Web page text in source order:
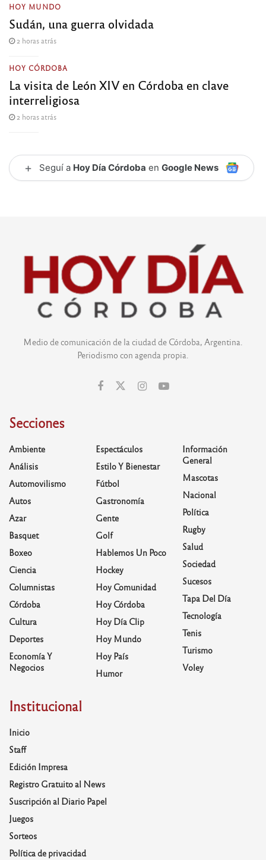
HOY MUNDO
Sudán, una guerra olvidada
2 horas atrás
HOY CÓRDOBA
La visita de León XIV en Córdoba en clave
interreligiosa
2 horas atrás
+ Seguí a Hoy Día Córdoba en Google News
Medio de comunicación de la ciudad de Córdoba, Argentina.
Periodismo con agenda propia.
Secciones
Ambiente
Análisis
Automovilismo
Autos
Azar
Basquet
Boxeo
Ciencia
Columnistas
Córdoba
Cultura
Deportes
Economía Y
Negocios
Espectáculos
Estilo Y Bienestar
Fútbol
Gastronomía
Gente
Golf
Hablemos Un Poco
Hockey
Hoy Comunidad
Hoy Córdoba
Hoy Día Clip
Hoy Mundo
Hoy País
Humor
Información
General
Mascotas
Nacional
Política
Rugby
Salud
Sociedad
Sucesos
Tapa Del Día
Tecnología
Tenis
Turismo
Voley
Institucional
Inicio
Staff
Edición Impresa
Registro Gratuito al News
Suscripción al Diario Papel
Juegos
Sorteos
Política de privacidad